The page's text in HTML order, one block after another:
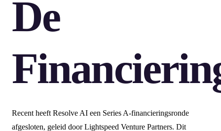
De
Recent heeft Resolve AI een Series A-financieringsronde
afgesloten, geleid door Lightspeed Venture Partners. Dit